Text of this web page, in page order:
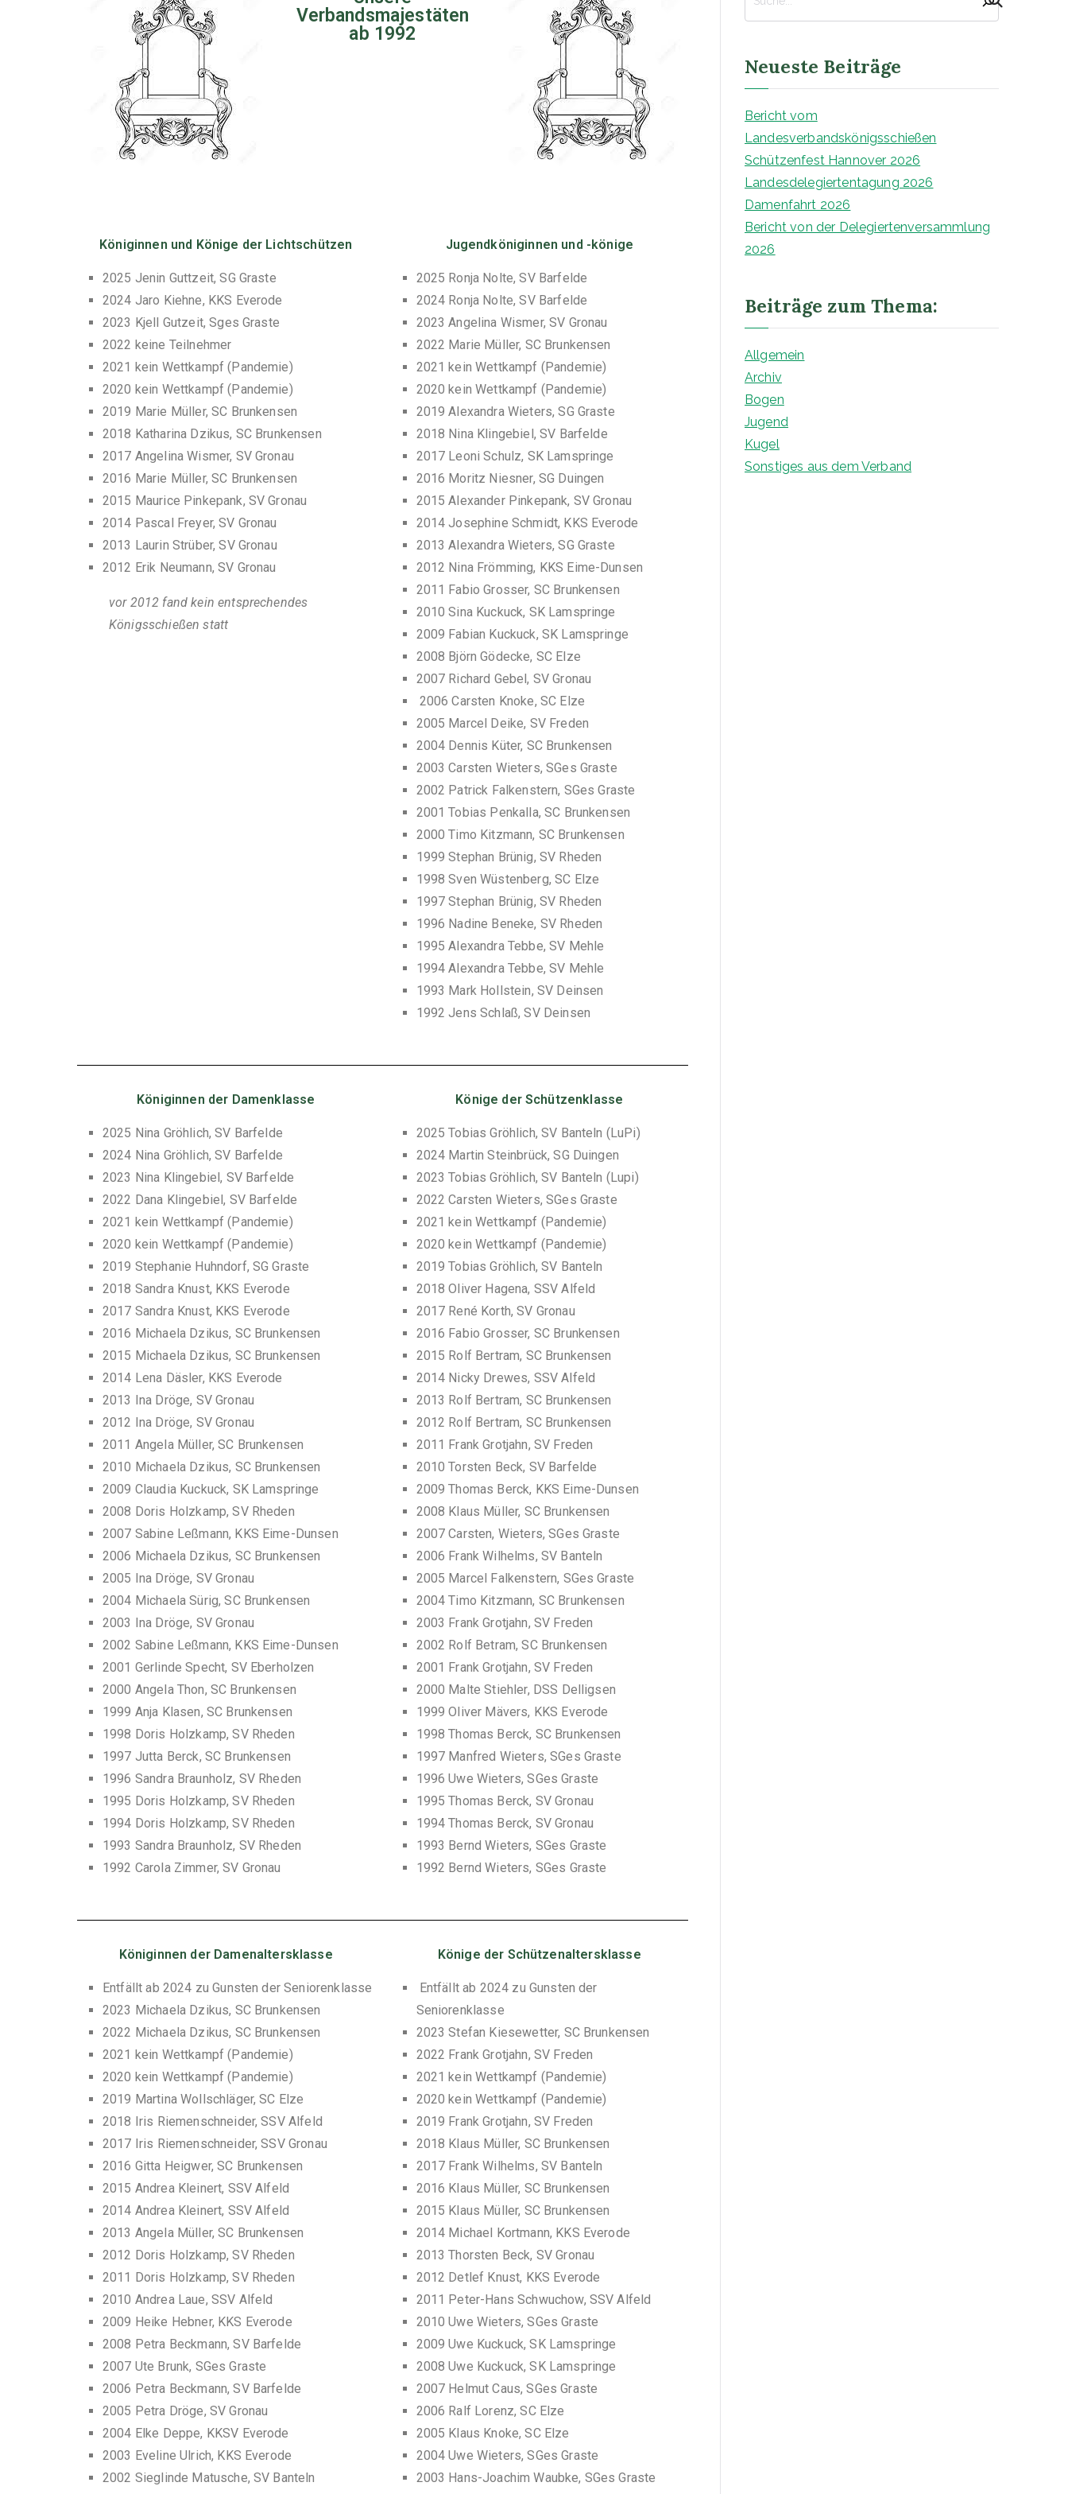
Verbandsmajestäten
ab 1992
Königinnen und Könige der Lichtschützen Jugendköniginnen und -könige
2025 Jenin Guttzeit, SG Graste
2024 Jaro Kiehne, KKS Everode
2023 Kjell Gutzeit, Sges Graste
2022 keine Teilnehmer
2021 kein Wettkampf (Pandemie)
2020 kein Wettkampf (Pandemie)
2019 Marie Müller, SC Brunkensen
2018 Katharina Dzikus, SC Brunkensen
2017 Angelina Wismer, SV Gronau
2016 Marie Müller, SC Brunkensen
2015 Maurice Pinkepank, SV Gronau
2014 Pascal Freyer, SV Gronau
2013 Laurin Strüber, SV Gronau
2012 Erik Neumann, SV Gronau
vor 2012 fand kein entsprechendes
Königsschießen statt
2025 Ronja Nolte, SV Barfelde
2024 Ronja Nolte, SV Barfelde
2023 Angelina Wismer, SV Gronau
2022 Marie Müller, SC Brunkensen
2021 kein Wettkampf (Pandemie)
2020 kein Wettkampf (Pandemie)
2019 Alexandra Wieters, SG Graste
2018 Nina Klingebiel, SV Barfelde
2017 Leoni Schulz, SK Lamspringe
2016 Moritz Niesner, SG Duingen
2015 Alexander Pinkepank, SV Gronau
2014 Josephine Schmidt, KKS Everode
2013 Alexandra Wieters, SG Graste
2012 Nina Frömming, KKS Eime-Dunsen
2011 Fabio Grosser, SC Brunkensen
2010 Sina Kuckuck, SK Lamspringe
2009 Fabian Kuckuck, SK Lamspringe
2008 Björn Gödecke, SC Elze
2007 Richard Gebel, SV Gronau
2006 Carsten Knoke, SC Elze
2005 Marcel Deike, SV Freden
2004 Dennis Küter, SC Brunkensen
2003 Carsten Wieters, SGes Graste
2002 Patrick Falkenstern, SGes Graste
2001 Tobias Penkalla, SC Brunkensen
2000 Timo Kitzmann, SC Brunkensen
1999 Stephan Brünig, SV Rheden
1998 Sven Wüstenberg, SC Elze
1997 Stephan Brünig, SV Rheden
1996 Nadine Beneke, SV Rheden
1995 Alexandra Tebbe, SV Mehle
1994 Alexandra Tebbe, SV Mehle
1993 Mark Hollstein, SV Deinsen
1992 Jens Schlaß, SV Deinsen
Königinnen der Damenklasse Könige der Schützenklasse
2025 Nina Gröhlich, SV Barfelde
2024 Nina Gröhlich, SV Barfelde
2023 Nina Klingebiel, SV Barfelde
2022 Dana Klingebiel, SV Barfelde
2021 kein Wettkampf (Pandemie)
2020 kein Wettkampf (Pandemie)
2019 Stephanie Huhndorf, SG Graste
2018 Sandra Knust, KKS Everode
2017 Sandra Knust, KKS Everode
2016 Michaela Dzikus, SC Brunkensen
2015 Michaela Dzikus, SC Brunkensen
2014 Lena Däsler, KKS Everode
2013 Ina Dröge, SV Gronau
2012 Ina Dröge, SV Gronau
2011 Angela Müller, SC Brunkensen
2010 Michaela Dzikus, SC Brunkensen
2009 Claudia Kuckuck, SK Lamspringe
2008 Doris Holzkamp, SV Rheden
2007 Sabine Leßmann, KKS Eime-Dunsen
2006 Michaela Dzikus, SC Brunkensen
2005 Ina Dröge, SV Gronau
2004 Michaela Sürig, SC Brunkensen
2003 Ina Dröge, SV Gronau
2002 Sabine Leßmann, KKS Eime-Dunsen
2001 Gerlinde Specht, SV Eberholzen
2000 Angela Thon, SC Brunkensen
1999 Anja Klasen, SC Brunkensen
1998 Doris Holzkamp, SV Rheden
1997 Jutta Berck, SC Brunkensen
1996 Sandra Braunholz, SV Rheden
1995 Doris Holzkamp, SV Rheden
1994 Doris Holzkamp, SV Rheden
1993 Sandra Braunholz, SV Rheden
1992 Carola Zimmer, SV Gronau
2025 Tobias Gröhlich, SV Banteln (LuPi)
2024 Martin Steinbrück, SG Duingen
2023 Tobias Gröhlich, SV Banteln (Lupi)
2022 Carsten Wieters, SGes Graste
2021 kein Wettkampf (Pandemie)
2020 kein Wettkampf (Pandemie)
2019 Tobias Gröhlich, SV Banteln
2018 Oliver Hagena, SSV Alfeld
2017 René Korth, SV Gronau
2016 Fabio Grosser, SC Brunkensen
2015 Rolf Bertram, SC Brunkensen
2014 Nicky Drewes, SSV Alfeld
2013 Rolf Bertram, SC Brunkensen
2012 Rolf Bertram, SC Brunkensen
2011 Frank Grotjahn, SV Freden
2010 Torsten Beck, SV Barfelde
2009 Thomas Berck, KKS Eime-Dunsen
2008 Klaus Müller, SC Brunkensen
2007 Carsten, Wieters, SGes Graste
2006 Frank Wilhelms, SV Banteln
2005 Marcel Falkenstern, SGes Graste
2004 Timo Kitzmann, SC Brunkensen
2003 Frank Grotjahn, SV Freden
2002 Rolf Betram, SC Brunkensen
2001 Frank Grotjahn, SV Freden
2000 Malte Stiehler, DSS Delligsen
1999 Oliver Mävers, KKS Everode
1998 Thomas Berck, SC Brunkensen
1997 Manfred Wieters, SGes Graste
1996 Uwe Wieters, SGes Graste
1995 Thomas Berck, SV Gronau
1994 Thomas Berck, SV Gronau
1993 Bernd Wieters, SGes Graste
1992 Bernd Wieters, SGes Graste
Königinnen der Damenaltersklasse Könige der Schützenaltersklasse
Entfällt ab 2024 zu Gunsten der Seniorenklasse
2023 Michaela Dzikus, SC Brunkensen
2022 Michaela Dzikus, SC Brunkensen
2021 kein Wettkampf (Pandemie)
2020 kein Wettkampf (Pandemie)
2019 Martina Wollschläger, SC Elze
2018 Iris Riemenschneider, SSV Alfeld
2017 Iris Riemenschneider, SSV Gronau
2016 Gitta Heigwer, SC Brunkensen
2015 Andrea Kleinert, SSV Alfeld
2014 Andrea Kleinert, SSV Alfeld
2013 Angela Müller, SC Brunkensen
2012 Doris Holzkamp, SV Rheden
2011 Doris Holzkamp, SV Rheden
2010 Andrea Laue, SSV Alfeld
2009 Heike Hebner, KKS Everode
2008 Petra Beckmann, SV Barfelde
2007 Ute Brunk, SGes Graste
2006 Petra Beckmann, SV Barfelde
2005 Petra Dröge, SV Gronau
2004 Elke Deppe, KKSV Everode
2003 Eveline Ulrich, KKS Everode
2002 Sieglinde Matusche, SV Banteln
Entfällt ab 2024 zu Gunsten der
Seniorenklasse
2023 Stefan Kiesewetter, SC Brunkensen
2022 Frank Grotjahn, SV Freden
2021 kein Wettkampf (Pandemie)
2020 kein Wettkampf (Pandemie)
2019 Frank Grotjahn, SV Freden
2018 Klaus Müller, SC Brunkensen
2017 Frank Wilhelms, SV Banteln
2016 Klaus Müller, SC Brunkensen
2015 Klaus Müller, SC Brunkensen
2014 Michael Kortmann, KKS Everode
2013 Thorsten Beck, SV Gronau
2012 Detlef Knust, KKS Everode
2011 Peter-Hans Schwuchow, SSV Alfeld
2010 Uwe Wieters, SGes Graste
2009 Uwe Kuckuck, SK Lamspringe
2008 Uwe Kuckuck, SK Lamspringe
2007 Helmut Caus, SGes Graste
2006 Ralf Lorenz, SC Elze
2005 Klaus Knoke, SC Elze
2004 Uwe Wieters, SGes Graste
2003 Hans-Joachim Waubke, SGes Graste
Neueste Beiträge
Bericht vom
Landesverbandskönigsschießen
Schützenfest Hannover 2026
Landesdelegiertentagung 2026
Damenfahrt 2026
Bericht von der Delegiertenversammlung
2026
Beiträge zum Thema:
Allgemein
Archiv
Bogen
Jugend
Kugel
Sonstiges aus dem Verband